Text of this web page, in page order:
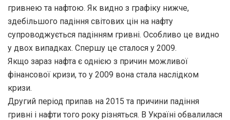
гривнею та нафтою. Як видно з графіку нижче,
здебільшого падіння світових цін на нафту
супроводжується падінням гривні. Особливо це видно
у двох випадках. Спершу це сталося у 2009.
Якщо зараз нафта є однією з причин можливої
фінансової кризи, то у 2009 вона стала наслідком
кризи.
Другий період припав на 2015 та причини падіння
гривні і нафти того року різняться. В Україні обвалилася